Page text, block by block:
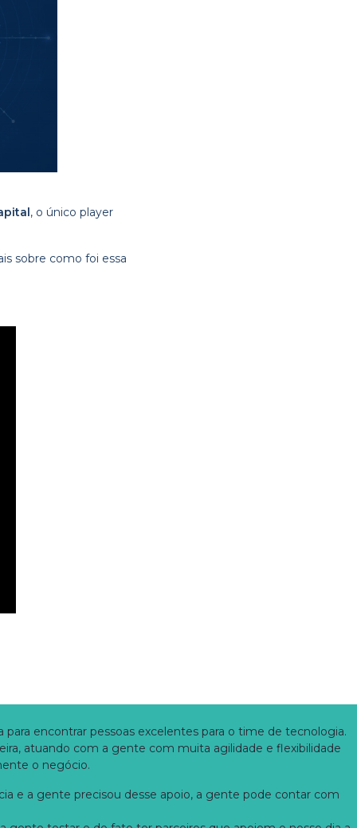
, o único player
sobre como foi essa
encontrar pessoas excelentes para o time de tecnologia.
atuando com a gente com muita agilidade e flexibilidade
o negócio.
e a gente precisou desse apoio, a gente pode contar com